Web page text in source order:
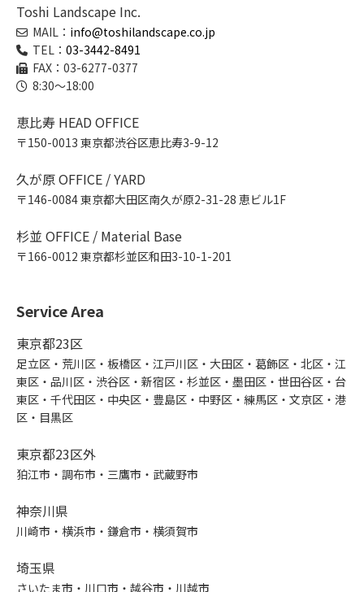
Toshi Landscape Inc.
MAIL： info@toshilandscape.co.jp
TEL： 03-3442-8491
FAX：03-6277-0377
8:30～18:00
恵比寿 HEAD OFFICE
〒150-0013 東京都渋谷区恵比寿3-9-12
久が原 OFFICE / YARD
〒146-0084 東京都大田区南久が原2-31-28 恵ビル1F
杉並 OFFICE / Material Base
〒166-0012 東京都杉並区和田3-10-1-201
Service Area
東京都23区
足立区・荒川区・板橋区・江戸川区・大田区・葛飾区・北区・江
東区・品川区・渋谷区・新宿区・杉並区・墨田区・世田谷区・台
東区・千代田区・中央区・豊島区・中野区・練馬区・文京区・港
区・目黒区
東京都23区外
狛江市・調布市・三鷹市・武蔵野市
神奈川県
川崎市・横浜市・鎌倉市・横須賀市
埼玉県
さいたま市・川口市・越谷市・川越市